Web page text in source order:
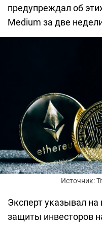
предупреждал об
Medium за две
Источник:
Эксперт указывал на
защиты инвесторов